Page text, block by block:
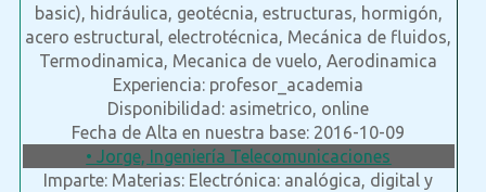
basic), hidráulica, geotécnia, estructuras, hormigón,
acero estructural, electrotécnica, Mecánica de fluidos,
Termodinamica, Mecanica de vuelo, Aerodinamica
Experiencia: profesor_academia
Disponibilidad: asimetrico, online
Fecha de Alta en nuestra base: 2016-10-09
• Jorge, Ingeniería Telecomunicaciones
Imparte: Materias: Electrónica: analógica, digital y